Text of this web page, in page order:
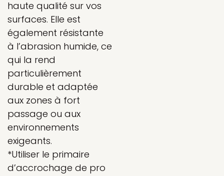
haute qualité sur vos
surfaces. Elle est
également résistante
à l’abrasion humide, ce
qui la rend
particulièrement
durable et adaptée
aux zones à fort
passage ou aux
environnements
exigeants.
*Utiliser le primaire
d’accrochage de pro